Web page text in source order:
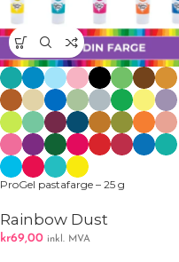
ProGel pastafarge – 25 g
Rainbow Dust
kr69,00 inkl. MVA